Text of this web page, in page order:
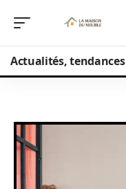
Actualités, tendances